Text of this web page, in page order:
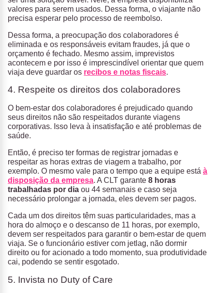
valores para serem usados. Dessa forma, o viajante não
precisa esperar pelo processo de reembolso.
Dessa forma, a preocupação dos colaboradores é
eliminada e os responsáveis evitam fraudes, já que o
orçamento é fechado. Mesmo assim, imprevistos
acontecem e por isso é imprescindível orientar que quem
viaja deve guardar os recibos e notas fiscais.
4. Respeite os direitos dos colaboradores
O bem-estar dos colaboradores é prejudicado quando
seus direitos não são respeitados durante viagens
corporativas. Isso leva à insatisfação e até problemas de
saúde.
Então, é preciso ter formas de registrar jornadas e
respeitar as horas extras de viagem a trabalho, por
exemplo. O mesmo vale para o tempo que a equipe está à
disposição da empresa. A CLT garante 8 horas
trabalhadas por dia ou 44 semanais e caso seja
necessário prolongar a jornada, eles devem ser pagos.
Cada um dos direitos têm suas particularidades, mas a
hora do almoço e o descanso de 11 horas, por exemplo,
devem ser respeitados para garantir o bem-estar de quem
viaja. Se o funcionário estiver com jetlag, não dormir
direito ou for acionado a todo momento, sua produtividade
cai, podendo se sentir esgotado.
5. Invista no Duty of Care